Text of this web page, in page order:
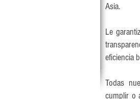
Asia.
Le
eficiencia
Todas
cumplir o